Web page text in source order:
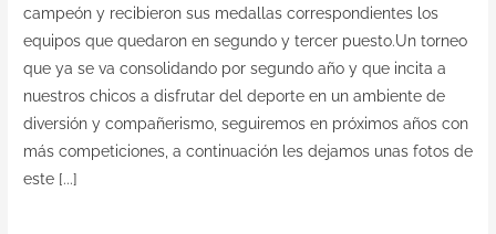
campeón y recibieron sus medallas correspondientes los
equipos que quedaron en segundo y tercer puesto.Un torneo
que ya se va consolidando por segundo año y que incita a
nuestros chicos a disfrutar del deporte en un ambiente de
diversión y compañerismo, seguiremos en próximos años con
más competiciones, a continuación les dejamos unas fotos de
este [...]